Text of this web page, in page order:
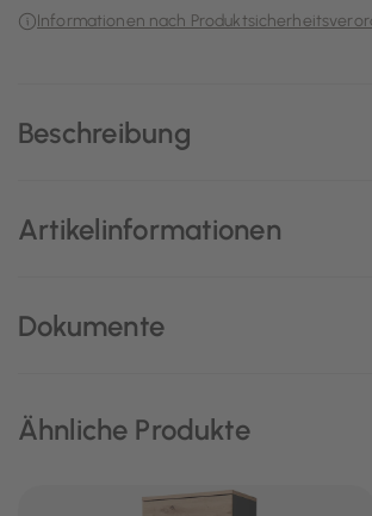
Beschreibung
Artikelinformationen
Dokumente
Informationen nach